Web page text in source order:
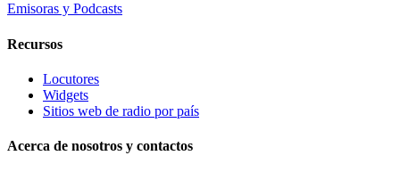
Emisoras y Podcasts
Recursos
Locutores
Widgets
Sitios web de radio por país
Acerca de nosotros y contactos